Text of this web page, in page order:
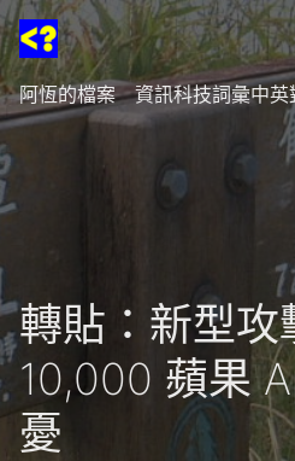
阿恆的檔案 資訊科技詞彙中英
轉貼：新型攻
10,000 蘋果
憂